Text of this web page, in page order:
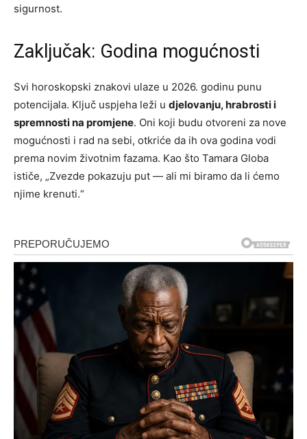
sigurnost.
Zaključak: Godina mogućnosti
Svi horoskopski znakovi ulaze u 2026. godinu punu
potencijala. Ključ uspjeha leži u djelovanju, hrabrosti i
spremnosti na promjene. Oni koji budu otvoreni za nove
mogućnosti i rad na sebi, otkriće da ih ova godina vodi
prema novim životnim fazama. Kao što Tamara Globa
ističe, „Zvezde pokazuju put — ali mi biramo da li ćemo
njime krenuti.“